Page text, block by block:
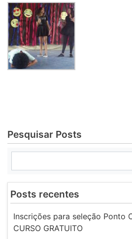
Pesquisar Posts
Posts recentes
Inscrições para seleção Ponto
CURSO GRATUITO